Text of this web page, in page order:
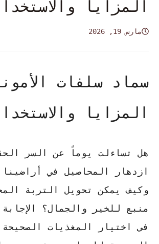
المزايا
مارس 19, 2026
سماد سلفات
المزايا
هل تساءلت يوماً عن السر
ازدهار المحاصيل في
وكيف يمكن تحويل التربة
منبع للخير والجمال؟
في اختيار المغذيات